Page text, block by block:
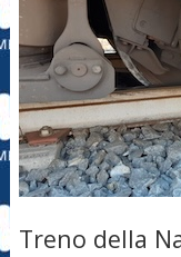
Treno della